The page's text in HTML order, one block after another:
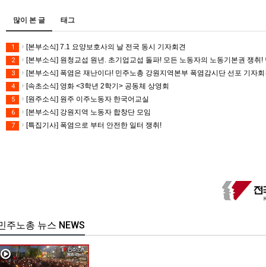
많이 본 글 태그
1 [본부소식] 7.1 요양보호사의 날 전국 동시 기자회견
2 [본부소식] 원청교섭 원년. 초기업교섭 돌파! 모든 노동자의 노동기본권 쟁취
3 [본부소식] 폭염은 재난이다! 민주노총 강원지역본부 폭염감시단 선포 기자
4 [속초소식] 영화 <3학년 2학기> 공동체 상영회
5 [원주소식] 원주 이주노동자 한국어교실
6 [본부소식] 강원지역 노동자 합창단 모임
7 [특집기사] 폭염으로 부터 안전한 일터 쟁취!
주노총 뉴스 NEWS